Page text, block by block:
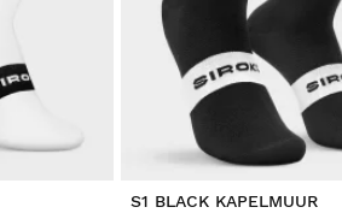
S1 BLACK KAPELMUUR